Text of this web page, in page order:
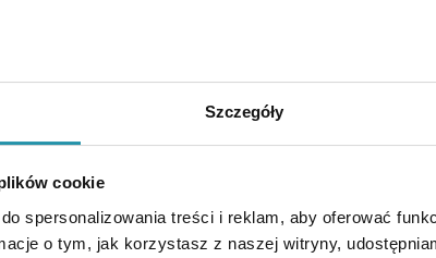
Szczegóły
cookie
spersonalizowania treści i reklam, aby oferować
o tym, jak korzystasz z naszej witryny,